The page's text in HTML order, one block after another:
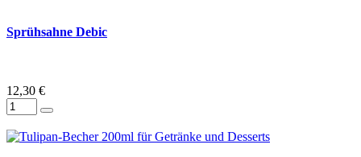
Sprühsahne Debic
12,30 €